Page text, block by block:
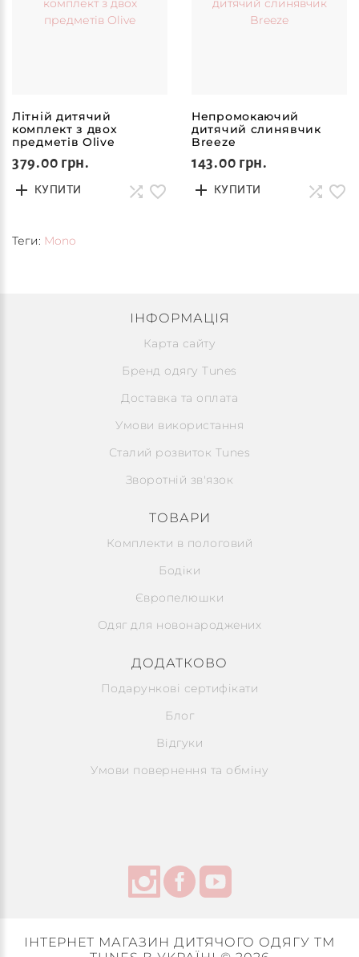
Літній дитячий
комплект з двох
предметів Olive
379.00 грн.
КУПИТИ
Непромокаючий
дитячий слинявчик
Breeze
143.00 грн.
КУПИТИ
Теги: Mono
ІНФОРМАЦІЯ
Карта сайту
Бренд одягу Tunes
Доставка та оплата
Умови використання
Сталий розвиток Tunes
Зворотній зв'язок
ТОВАРИ
Комплекти в пологовий
Бодіки
Європелюшки
Одяг для новонароджених
ДОДАТКОВО
Подарункові сертифікати
Блог
Відгуки
Умови повернення та обміну
ІНТЕРНЕТ МАГАЗИН ДИТЯЧОГО ОДЯГУ ТМ